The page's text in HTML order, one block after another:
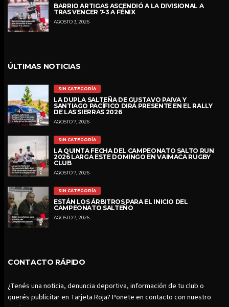
BARRIO ARTIGAS ASCENDIÓ A LA DIVISIONAL A
TRAS VENCER 7-3 A FÉNIX
AGOSTO 3, 2026
ÚLTIMAS NOTICIAS
SIN CATEGORÍA
LA DUPLA SALTEÑA DE GUSTAVO PAIVA Y
SANTIAGO PACÍFICO DIRÁ PRESENTE EN EL RALLY
DE LAS SIERRAS 2026
AGOSTO 7, 2026
SIN CATEGORÍA
LA QUINTA FECHA DEL CAMPEONATO SALTO RUN
2026 LARGA ESTE DOMINGO EN VAIMACA RUGBY
CLUB
AGOSTO 7, 2026
SIN CATEGORÍA
ESTÁN LOS ÁRBITROS PARA EL INICIO DEL
CAMPEONATO SALTEÑO
AGOSTO 7, 2026
CONTACTO RÁPIDO
¿Tenés una noticia, denuncia deportiva, información de tu club o
querés publicitar en Tarjeta Roja? Ponete en contacto con nuestro